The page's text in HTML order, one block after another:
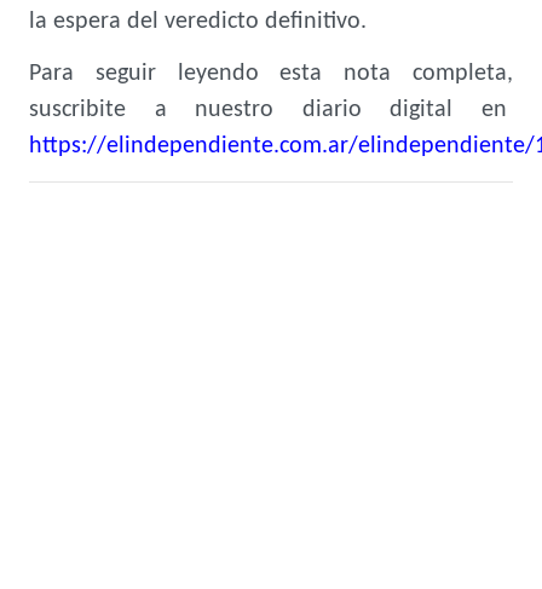
la espera del veredicto definitivo.
Para seguir leyendo esta nota completa,
suscribite a nuestro diario digital en
https://elindependiente.com.ar/elindependiente/